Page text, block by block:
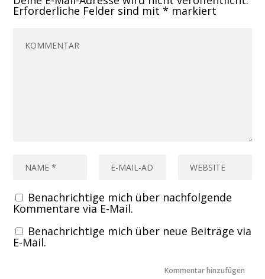
Erforderliche Felder sind mit* markiert
Benachrichtige mich über nachfolgende
Kommentare via E-Mail.
Benachrichtige mich über neue Beiträge via
E-Mail.